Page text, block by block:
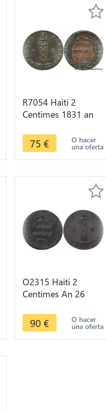
R7054 Haiti 2
Centimes 1831 an
75 € O hacer
una oferta
O2315 Haiti 2
Centimes An 26
90 € O hacer
una oferta